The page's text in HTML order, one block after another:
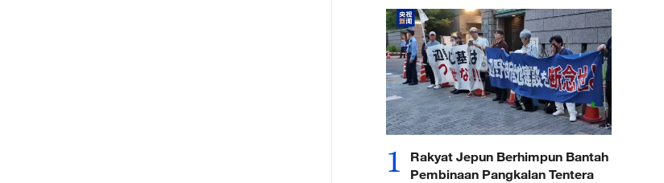
1
Rakyat Jepun Berhimpun Bantah
Pembinaan Pangkalan Tentera